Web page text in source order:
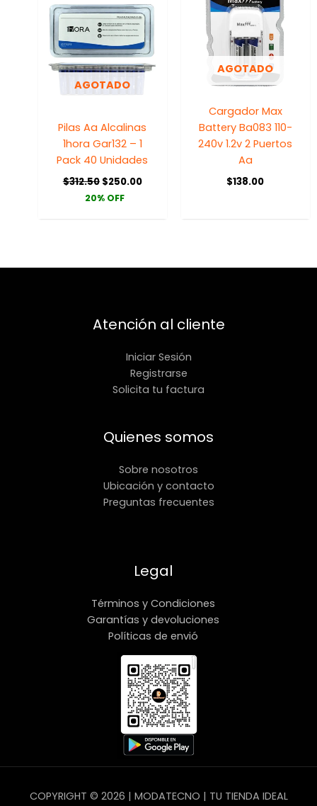
AGOTADO
Pilas Aa Alcalinas
1hora Gar132 – 1
Pack 40 Unidades
$312.50
era:
$312.50.
$250.00
es:
$250.00.
20% OFF
AGOTADO
Cargador Max
Battery Ba083 110-
240v 1.2v 2 Puertos
Aa
$138.00
Atención al cliente
Iniciar Sesión
Registrarse
Solicita tu factura
Quienes somos
Sobre nosotros
Ubicación y contacto
Preguntas frecuentes
Legal
Términos y Condiciones
Garantías y devoluciones
Políticas de envió
COPYRIGHT © 2026 | MODATECNO | TU TIENDA IDEAL